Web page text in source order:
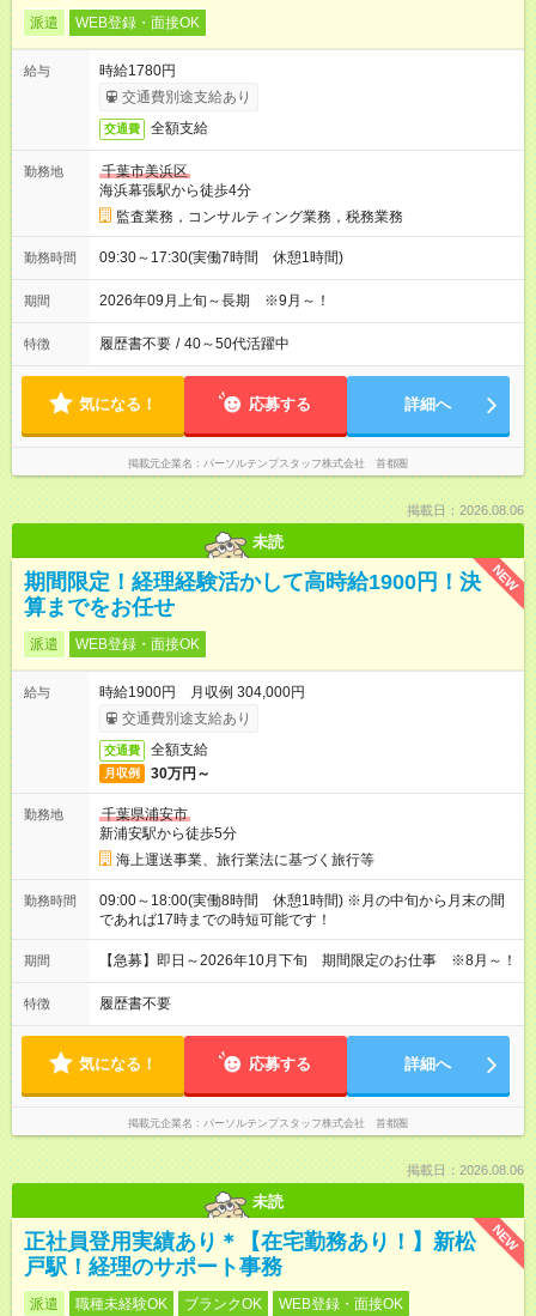
派遣 WEB登録・面接OK
給与
時給1780円
交通費別途支給あり
交通費 全額支給
勤務地
千葉市美浜区
海浜幕張駅から徒歩4分
監査業務，コンサルティング業務，税務業務
勤務時間 09:30～17:30(実働7時間 休憩1時間)
期間 2026年09月上旬～長期 ※9月～！
特徴 履歴書不要 / 40～50代活躍中
気になる！ 応募する 詳細へ
掲載元企業名 パーソルテンプスタッフ株式会社 首都圏
掲載日：2026.08.06
未読
NEW
期間限定！経理経験活かして高時給1900円！決
算までをお任せ
派遣 WEB登録・面接OK
給与
時給1900円 月収例 304,000円
交通費別途支給あり
交通費 全額支給
月収例 30万円～
勤務地
千葉県浦安市
新浦安駅から徒歩5分
海上運送事業、旅行業法に基づく旅行等
勤務時間
09:00～18:00(実働8時間 休憩1時間) ※月の中旬から月末の間
であれば17時までの時短可能です！
期間 【急募】即日～2026年10月下旬 期間限定のお仕事 ※8月～！
特徴 履歴書不要
気になる！ 応募する 詳細へ
掲載元企業名 パーソルテンプスタッフ株式会社 首都圏
掲載日：2026.08.06
未読
NEW
正社員登用実績あり＊【在宅勤務あり！】新松
戸駅！経理のサポート事務
派遣 職種未経験OK ブランクOK WEB登録・面接OK